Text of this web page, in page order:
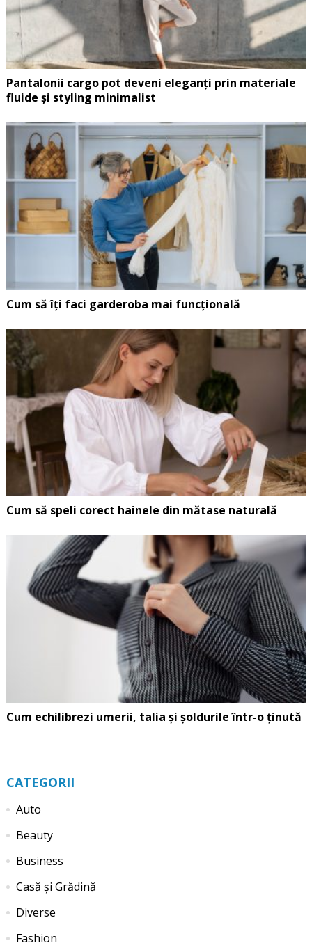
Pantalonii cargo pot deveni eleganți prin materiale
fluide și styling minimalist
Cum să îți faci garderoba mai funcțională
Cum să speli corect hainele din mătase naturală
Cum echilibrezi umerii, talia și șoldurile într-o ținută
CATEGORII
Auto
Beauty
Business
Casă și Grădină
Diverse
Fashion